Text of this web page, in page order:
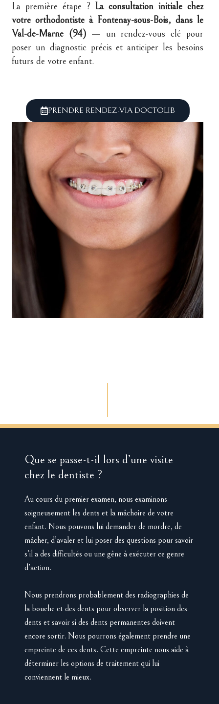
La première étape ? La consultation initiale chez
votre orthodontiste à Fontenay-sous-Bois, dans le
Val-de-Marne (94)— un rendez-vous clé pour
poser un diagnostic précis et anticiper les besoins
futurs de votre enfant.
PRENDRE RENDEZ-VIA DOCTOLIB
Que se passe-t-il lors d’une visite
chez le dentiste ?
Au cours du premier examen, nous examinons
soigneusement les dents et la mâchoire de votre
enfant. Nous pouvons lui demander de mordre, de
mâcher, d’avaler et lui poser des questions pour savoir
s’il a des difficultés ou une gêne à exécuter ce genre
d’action.
Nous prendrons probablement des radiographies de
la bouche et des dents pour observer la position des
dents et savoir si des dents permanentes doivent
encore sortir. Nous pourrons également prendre une
empreinte de ces dents. Cette empreinte nous aide à
déterminer les options de traitement qui lui
conviennent le mieux.